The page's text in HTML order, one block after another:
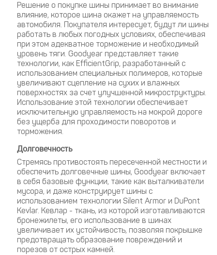
Решение о покупке шины принимает во внимание
влияние, которое шина окажет на управляемость
автомобиля. Покупателя интересует, будут ли шины
работать в любых погодных условиях, обеспечивая
при этом адекватное торможение и необходимый
уровень тяги. Goodyear представляет такие
технологии, как EfficientGrip, разработанный с
использованием специальных полимеров, которые
увеличивают сцепление на сухих и влажных
поверхностях за счет улучшенной микроструктуры.
Использование этой технологии обеспечивает
исключительную управляемость на мокрой дороге
без ущерба для проходимости поворотов и
торможения.
Долговечность
Стремясь противостоять пересеченной местности и
обеспечить долговечные шины, Goodyear включает
в себя базовые функции, такие как выталкиватели
мусора, и даже конструирует шины с
использованием технологии Silent Armor и DuPont
Kevlar. Кевлар - ткань, из которой изготавливаются
бронежилеты, его использование в шинах
увеличивает их устойчивость, позволяя покрышке
предотвращать образование повреждений и
порезов от острых камней.